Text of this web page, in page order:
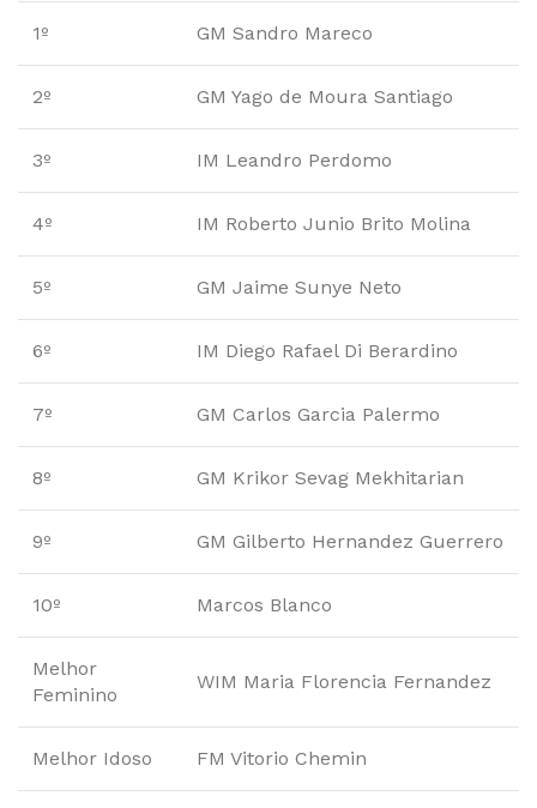
1º GM Sandro Mareco
2º GM Yago de Moura Santiago
3º IM Leandro Perdomo
4º IM Roberto Junio Brito Molina
5º GM Jaime Sunye Neto
6º IM Diego Rafael Di Berardino
7º GM Carlos Garcia Palermo
8º GM Krikor Sevag Mekhitarian
9º GM Gilberto Hernandez Guerrero
10º Marcos Blanco
Melhor
Feminino
WIM Maria Florencia Fernandez
Melhor Idoso FM Vitorio Chemin